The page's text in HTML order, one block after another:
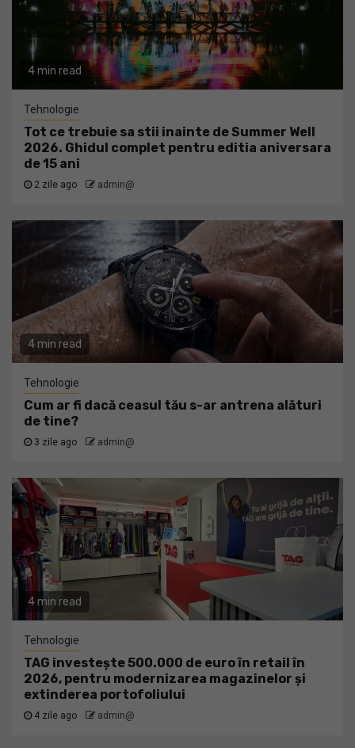
4 min read
Tehnologie
Tot ce trebuie sa stii inainte de Summer Well
2026. Ghidul complet pentru editia aniversara
de 15 ani
2 zile ago admin@
4 min read
Tehnologie
Cum ar fi dacă ceasul tău s-ar antrena alături
de tine?
3 zile ago admin@
4 min read
Tehnologie
TAG investește 500.000 de euro în retail în
2026, pentru modernizarea magazinelor și
extinderea portofoliului
4 zile ago admin@